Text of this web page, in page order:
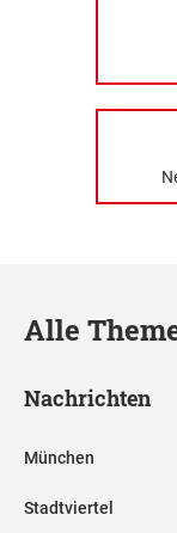
Alle
Nachrichten
München
Stadtviertel